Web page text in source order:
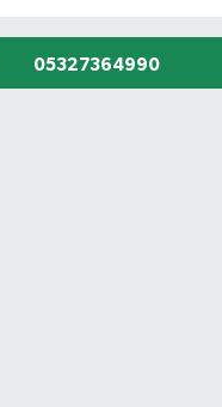
05327364990